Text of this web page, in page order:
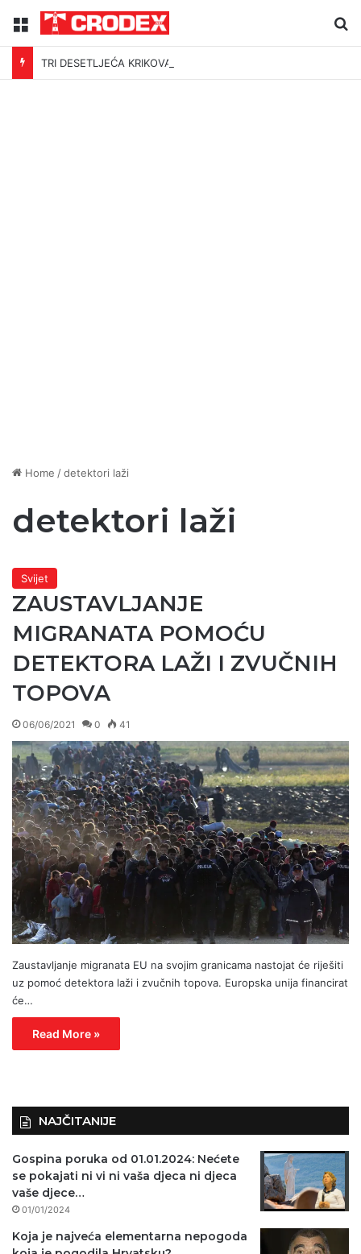
Menu
TRI DESETLJEĆA KRIKOVA OČAJNIKA
Home /detektori laži
detektori laži
Svijet
ZAUSTAVLJANJE
MIGRANATA POMOĆU
DETEKTORA LAŽI I ZVUČNIH
TOPOVA
06/06/2021 0 41
Zaustavljanje migranata EU na svojim granicama nastojat će riješiti
uz pomoć detektora laži i zvučnih topova. Europska unija financirat
će…
Read More »
NAJČITANIJE
Gospina poruka od 01.01.2024: Nećete
se pokajati ni vi ni vaša djeca ni djeca
vaše djece…
01/01/2024
Koja je najveća elementarna nepogoda